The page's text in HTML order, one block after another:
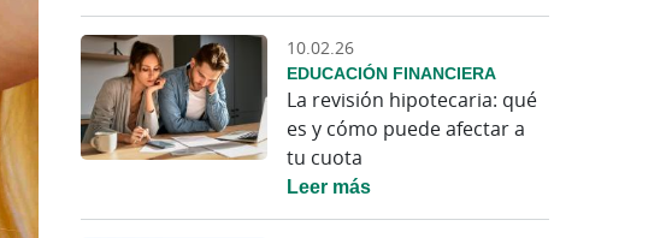
10.02.26
EDUCACIÓN FINANCIERA
La revisión hipotecaria: qué
es y cómo puede afectar a
tu cuota
Leer más